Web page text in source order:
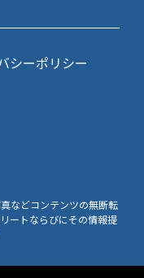
シーポリシー
などコンテンツの無断転
ートならびにその情報提